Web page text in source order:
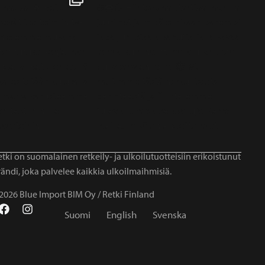
on suomalainen retkeily- ja ulkoilutuotteisiin erikoistunut
joka palvelee kaikkia ulkoilmaihmisiä.
Blue Import BIM Oy / Retki Finland
Suomi English Svenska